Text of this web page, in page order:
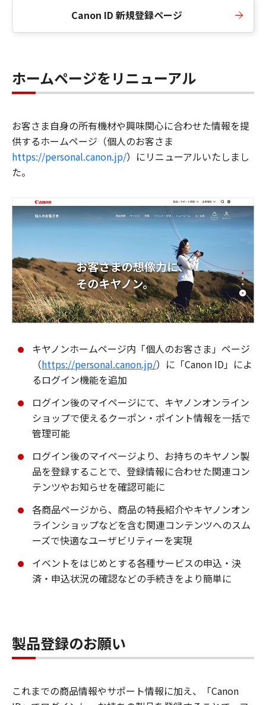
Canon ID 新規登録ページ
ホームページをリニューアル
お客さま自身の所有機材や興味関心に合わせた情報を提
供するホームページ（個人のお客さま
https://personal.canon.jp/）にリニューアルいたしまし
た。
キヤノンホームページ内「個人のお客さま」ページ
（https://personal.canon.jp/）に「Canon ID」によ
るログイン機能を追加
ログイン後のマイページにて、キヤノンオンライン
ショップで使えるクーポン・ポイント情報を一括で
管理可能
ログイン後のマイページより、お持ちのキヤノン製
品を登録することで、登録情報に合わせた関連コン
テンツやお知らせを確認可能に
各商品ページから、商品の特長紹介やキヤノンオン
ラインショップなどを含む関連コンテンツへのスム
ーズで快適なユーザビリティーを実現
イベントをはじめとする各種サービスの申込・決
済・申込状況の確認などの手続きをより簡単に
製品登録のお願い
これまでの商品情報やサポート情報に加え、「Canon